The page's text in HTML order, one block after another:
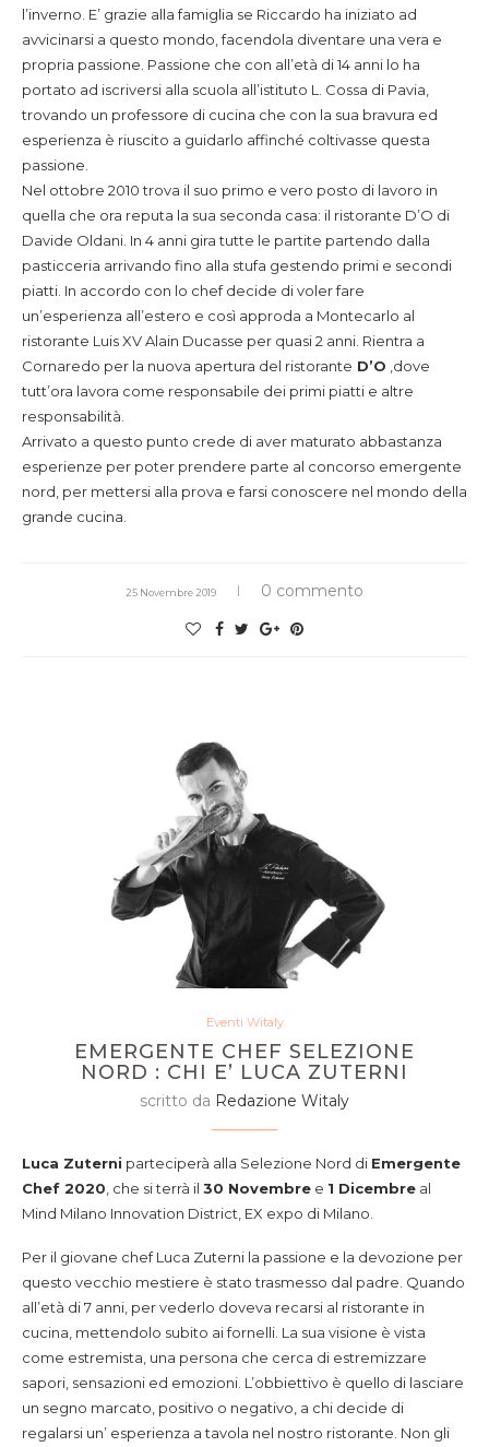
l’inverno. E’ grazie alla famiglia se Riccardo ha iniziato ad
avvicinarsi a questo mondo, facendola diventare una vera e
propria passione. Passione che con all’età di 14 anni lo ha
portato ad iscriversi alla scuola all’istituto L. Cossa di Pavia,
trovando un professore di cucina che con la sua bravura ed
esperienza è riuscito a guidarlo affinché coltivasse questa
passione.
Nel ottobre 2010 trova il suo primo e vero posto di lavoro in
quella che ora reputa la sua seconda casa: il ristorante D’O di
Davide Oldani. In 4 anni gira tutte le partite partendo dalla
pasticceria arrivando fino alla stufa gestendo primi e secondi
piatti. In accordo con lo chef decide di voler fare
un’esperienza all’estero e così approda a Montecarlo al
ristorante Luis XV Alain Ducasse per quasi 2 anni. Rientra a
Cornaredo per la nuova apertura del ristorante D’O ,dove
tutt’ora lavora come responsabile dei primi piatti e altre
responsabilità.
Arrivato a questo punto crede di aver maturato abbastanza
esperienze per poter prendere parte al concorso emergente
nord, per mettersi alla prova e farsi conoscere nel mondo della
grande cucina.
25 Novembre 2019 0 commento
Eventi Witaly
EMERGENTE CHEF SELEZIONE
NORD : CHI E’ LUCA ZUTERNI
scritto da Redazione Witaly
Luca Zuterni parteciperà alla Selezione Nord di Emergente
Chef 2020 , che si terrà il 30 Novembre e 1 Dicembre al
Mind Milano Innovation District, EX expo di Milano.
Per il giovane chef Luca Zuterni la passione e la devozione per
questo vecchio mestiere è stato trasmesso dal padre. Quando
all’età di 7 anni, per vederlo doveva recarsi al ristorante in
cucina, mettendolo subito ai fornelli. La sua visione è vista
come estremista, una persona che cerca di estremizzare
sapori, sensazioni ed emozioni. L’obbiettivo è quello di lasciare
un segno marcato, positivo o negativo, a chi decide di
regalarsi un’ esperienza a tavola nel nostro ristorante. Non gli